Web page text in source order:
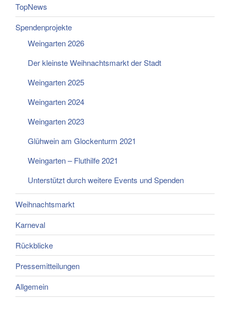
TopNews
Spendenprojekte
Weingarten 2026
Der kleinste Weihnachtsmarkt der Stadt
Weingarten 2025
Weingarten 2024
Weingarten 2023
Glühwein am Glockenturm 2021
Weingarten – Fluthilfe 2021
Unterstützt durch weitere Events und Spenden
Weihnachtsmarkt
Karneval
Rückblicke
Pressemitteilungen
Allgemein